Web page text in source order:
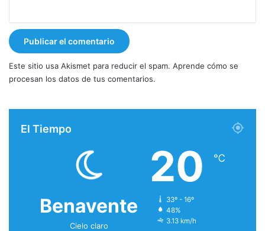
Este sitio usa Akismet para reducir el spam. Aprende cómo se
procesan los datos de tus comentarios.
El Tiempo
Benavente
Cielo claro
20 ℃
33º - 16º
48%
3.13 km/h